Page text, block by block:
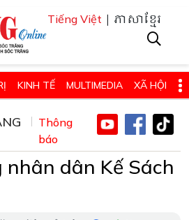
Tiếng Việt | ភាសាខ្មែរ
KINH TẾ MULTIMEDIA XÃ HỘI
KHOA HỌC & CÔNG NGHỆ
QUỐC TẾ SỨC KHỎE VÀ ĐỜI SỐNG
LỊCH CHUYÊN ĐỀ
Thông
báo
dân Kế Sách